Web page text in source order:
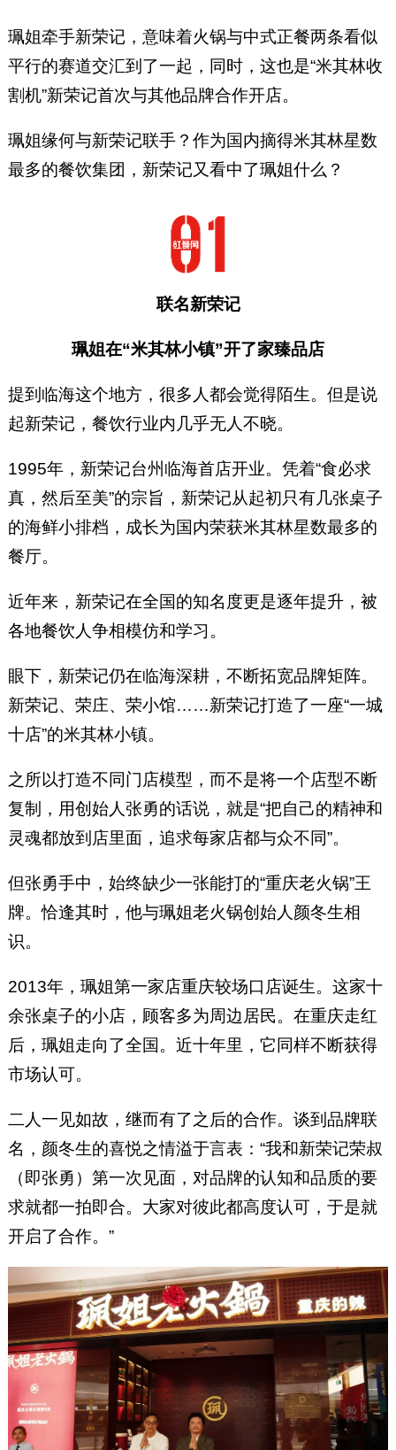
珮姐牵手新荣记，意味着火锅与中式正餐两条看似
平行的赛道交汇到了一起，同时，这也是“米其林收
割机”新荣记首次与其他品牌合作开店。
珮姐缘何与新荣记联手？作为国内摘得米其林星数
最多的餐饮集团，新荣记又看中了珮姐什么？
联名新荣记
珮姐在“米其林小镇”开了家臻品店
提到临海这个地方，很多人都会觉得陌生。但是说
起新荣记，餐饮行业内几乎无人不晓。
1995年，新荣记台州临海首店开业。凭着“食必求
真，然后至美”的宗旨，新荣记从起初只有几张桌子
的海鲜小排档，成长为国内荣获米其林星数最多的
餐厅。
近年来，新荣记在全国的知名度更是逐年提升，被
各地餐饮人争相模仿和学习。
眼下，新荣记仍在临海深耕，不断拓宽品牌矩阵。
新荣记、荣庄、荣小馆……新荣记打造了一座“一城
十店”的米其林小镇。
之所以打造不同门店模型，而不是将一个店型不断
复制，用创始人张勇的话说，就是“把自己的精神和
灵魂都放到店里面，追求每家店都与众不同”。
但张勇手中，始终缺少一张能打的“重庆老火锅”王
牌。恰逢其时，他与珮姐老火锅创始人颜冬生相
识。
2013年，珮姐第一家店重庆较场口店诞生。这家十
余张桌子的小店，顾客多为周边居民。在重庆走红
后，珮姐走向了全国。近十年里，它同样不断获得
市场认可。
二人一见如故，继而有了之后的合作。谈到品牌联
名，颜冬生的喜悦之情溢于言表：“我和新荣记荣叔
（即张勇）第一次见面，对品牌的认知和品质的要
求就都一拍即合。大家对彼此都高度认可，于是就
开启了合作。”